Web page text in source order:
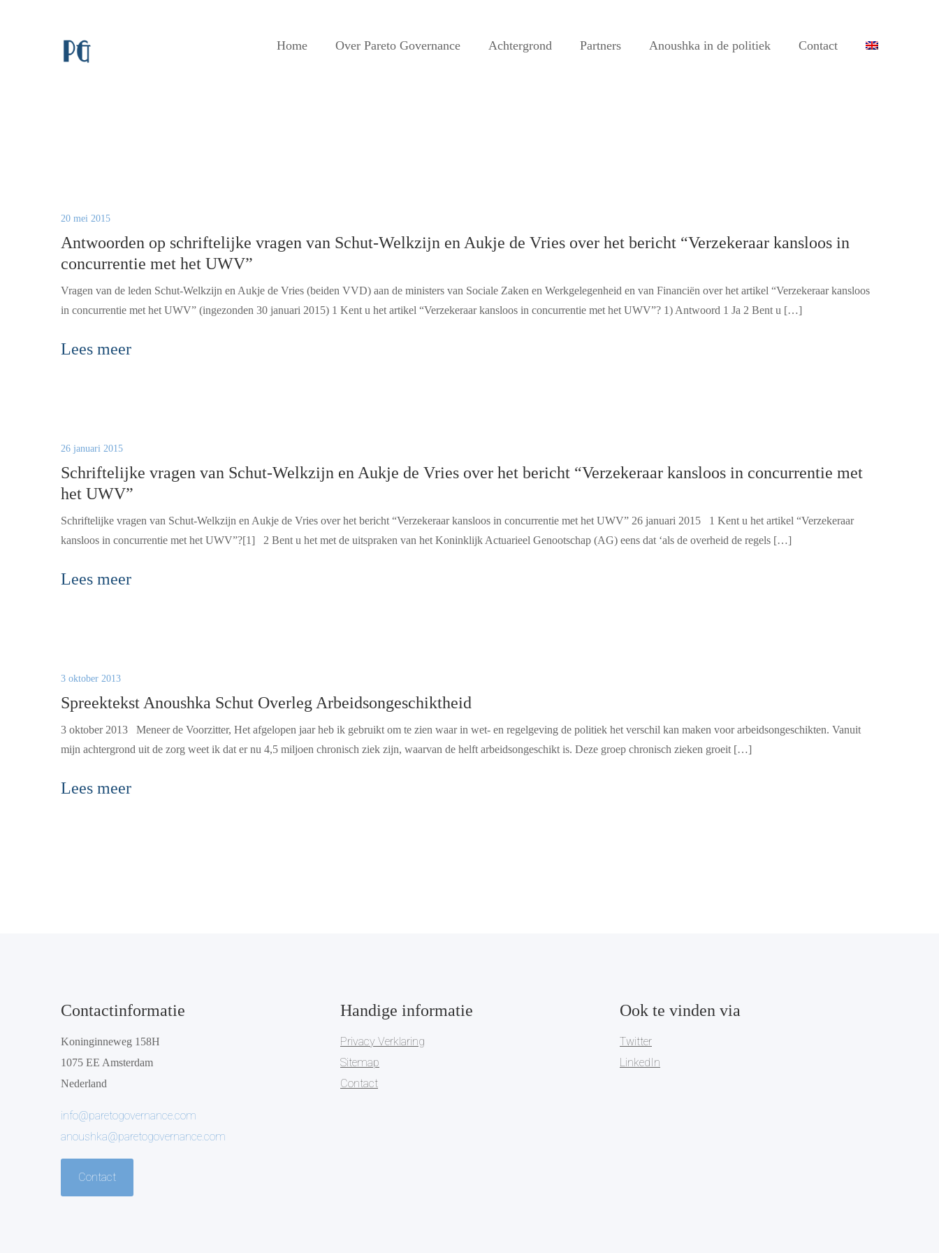
Home Over Pareto Governance Achtergrond Partners Anoushka in de politiek Contact
20 mei 2015
Antwoorden op schriftelijke vragen van Schut-Welkzijn en Aukje de Vries over het bericht “Verzekeraar kansloos in
concurrentie met het UWV”
Vragen van de leden Schut-Welkzijn en Aukje de Vries (beiden VVD) aan de ministers van Sociale Zaken en Werkgelegenheid en van Financiën over het artikel “Verzekeraar kansloos
in concurrentie met het UWV” (ingezonden 30 januari 2015) 1 Kent u het artikel “Verzekeraar kansloos in concurrentie met het UWV”? 1) Antwoord 1 Ja 2 Bent u […]
Lees meer
26 januari 2015
Schriftelijke vragen van Schut-Welkzijn en Aukje de Vries over het bericht “Verzekeraar kansloos in concurrentie met
het UWV”
Schriftelijke vragen van Schut-Welkzijn en Aukje de Vries over het bericht “Verzekeraar kansloos in concurrentie met het UWV” 26 januari 2015 1 Kent u het artikel “Verzekeraar
kansloos in concurrentie met het UWV”?[1] 2 Bent u het met de uitspraken van het Koninklijk Actuarieel Genootschap (AG) eens dat ‘als de overheid de regels […]
Lees meer
3 oktober 2013
Spreektekst Anoushka Schut Overleg Arbeidsongeschiktheid
3 oktober 2013 Meneer de Voorzitter, Het afgelopen jaar heb ik gebruikt om te zien waar in wet- en regelgeving de politiek het verschil kan maken voor arbeidsongeschikten. Vanuit
mijn achtergrond uit de zorg weet ik dat er nu 4,5 miljoen chronisch ziek zijn, waarvan de helft arbeidsongeschikt is. Deze groep chronisch zieken groeit […]
Lees meer
Contactinformatie
Koninginneweg 158H
1075 EE Amsterdam
Nederland
info@paretogovernance.com
anoushka@paretogovernance.com
Contact
Handige informatie
Privacy Verklaring
Sitemap
Contact
Ook te vinden via
Twitter
LinkedIn